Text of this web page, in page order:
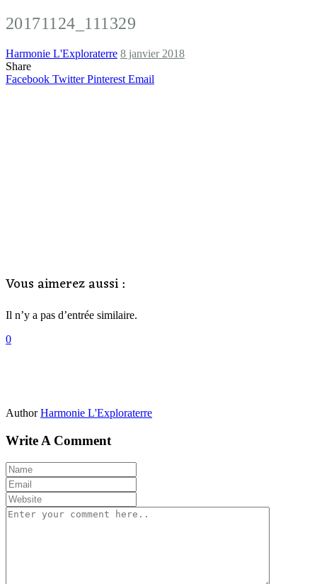
20171124_111329
Harmonie L'Exploraterre 8 janvier 2018
Share
Facebook Twitter Pinterest Email
Vous aimerez aussi :
Il n’y a pas d’entrée similaire.
0
Author Harmonie L'Exploraterre
Write A Comment